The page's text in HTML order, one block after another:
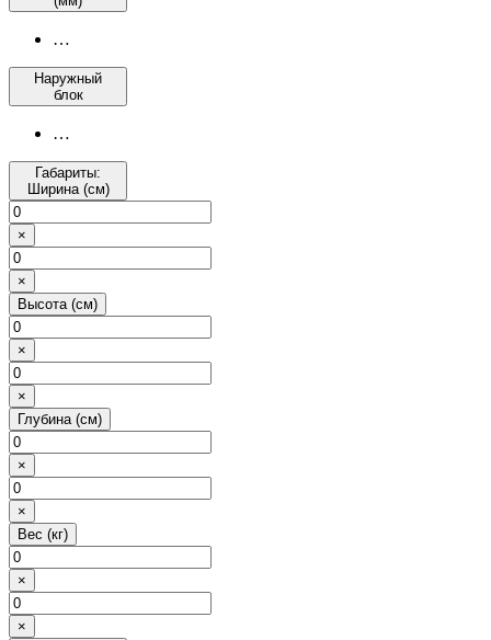
…
Наружный
блок
…
Габариты:
Ширина (см)
×
×
Высота (см)
×
×
Глубина (см)
×
×
Вес (кг)
×
×